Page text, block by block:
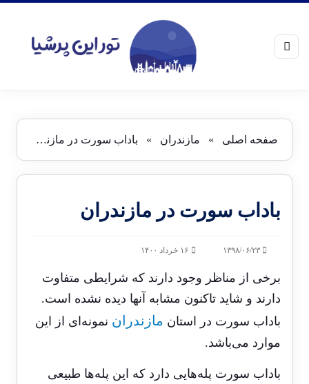
صفحه اصلی » مازندران » باداب سورت در مازندران
باداب سورت در مازندران
۱۳۹۸/۰۶/۲۳ ۱۶ خرداد ۱۴۰۰
برخی از مناظر وجود دارند که شرایطی متفاوت
دارند و شاید تاکنون مشابه آنها دیده نشده است.
باداب سورت در استان مازندران نمونه‌ای از این
موارد می‌باشد.
باداب سورت پله‌هایی دارد که این پله‌ها طبیعی